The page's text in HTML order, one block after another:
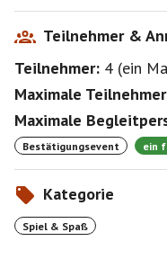
Teilnehmer &
Teilnehmer: 4 (ein
Maximale
Maximale
Bestätigungsevent ein
Kategorie
Spiel & Spaß